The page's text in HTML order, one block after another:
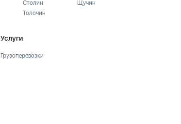
Столин
Толочин
Щучин
Услуги
Грузоперевозки